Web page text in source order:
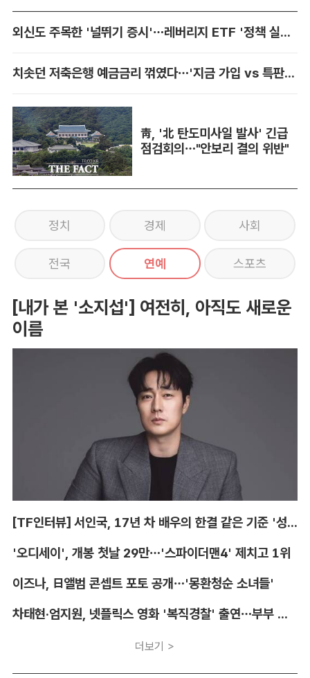
외신도 주목한 '널뛰기 증시'…레버리지 ETF '정책 실패' 책임론 공방
치솟던 저축은행 예금금리 꺾였다…'지금 가입 vs 특판 대기' 셈법 복잡
靑, '北 탄도미사일 발사' 긴급
점검회의…"안보리 결의 위반"
정치 경제 사회
전국 연예 스포츠
[내가 본 '소지섭'] 여전히, 아직도 새로운
이름
[TF인터뷰] 서인국, 17년 차 배우의 한결 같은 기준 '성장'
'오디세이', 개봉 첫날 29만…'스파이더맨4' 제치고 1위
이즈나, 日앨범 콘셉트 포토 공개…'몽환청순 소녀들'
차태현·엄지원, 넷플릭스 영화 '복직경찰' 출연…부부 호흡
더보기 >